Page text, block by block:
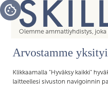
Arvostamme
Klikkaamalla "Hyväksy kaikki"
laitteellesi sivuston navigoinnin
Olemme ammattiyhdistys,
esihenkilöt ja päälliköt – kaikki
Liittymällä Skillan jäseneksi